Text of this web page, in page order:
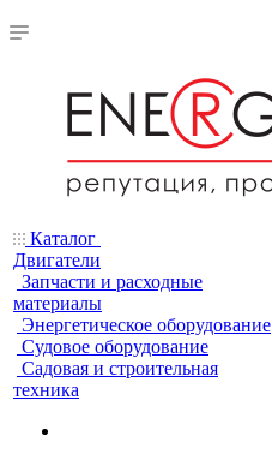
Каталог
Двигатели
Запчасти и расходные
материалы
Энергетическое оборудование
Судовое оборудование
Садовая и строительная
техника